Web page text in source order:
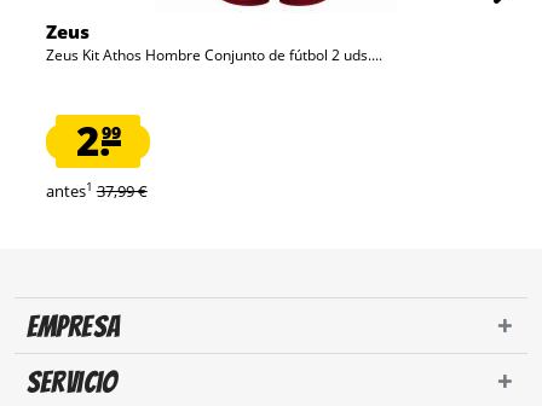
Zeus
Zeus Kit Athos Hombre Conjunto de fútbol 2 uds....
2.99
antes1 37,99 €
Empresa
Servicio